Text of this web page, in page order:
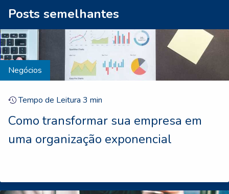
Posts semelhantes
Negócios
Tempo de Leitura 3 min
Como transformar sua empresa em
uma organização exponencial